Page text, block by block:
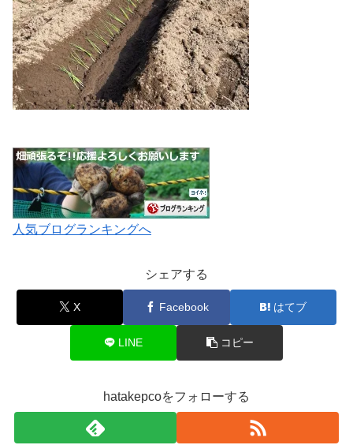
人気ブログランキングへ
シェアする
X Facebook はてブ
LINE コピー
hatakepcoをフォローする